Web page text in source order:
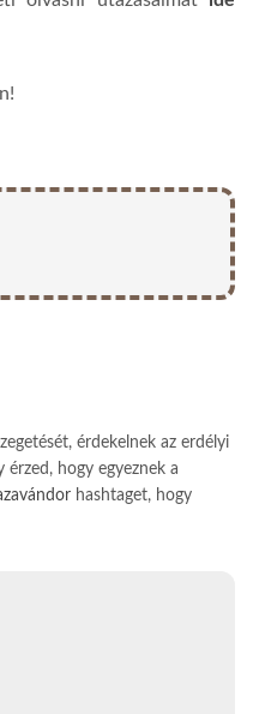
érdekelnek az erdélyi
érzed, hogy egyeznek a
hashtaget, hogy